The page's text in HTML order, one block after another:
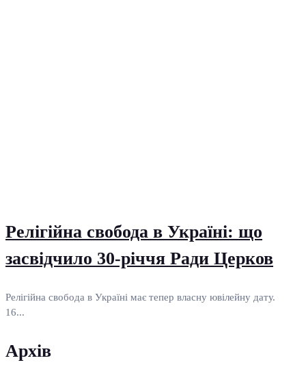
Релігійна свобода в Україні: що
засвідчило 30-річчя Ради Церков
Релігійна свобода в Україні має тепер власну ювілейну дату.
16...
Архів